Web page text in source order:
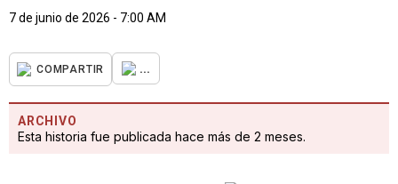
7 de junio de 2026 - 7:00 AM
COMPARTIR ...
ARCHIVO
Esta historia fue publicada hace más de 2 meses.